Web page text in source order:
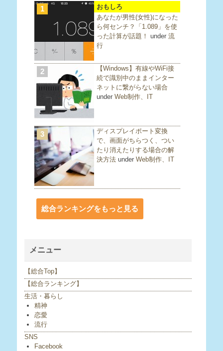
1
おもしろ
あなたが男性(女性)になった
ら何センチ？「1.089」を使
った計算が話題！ under 流
行
2
【Windows】有線やWiFi接
続で識別中のままインター
ネットに繋がらない場合
under Web制作、IT
3
ディスプレイポート変換
で、画面がちらつく、つい
たり消えたりする場合の解
決方法 under Web制作、IT
総合ランキングをもっと見る
メニュー
【総合Top】
【総合ランキング】
生活・暮らし
精神
恋愛
流行
SNS
Facebook